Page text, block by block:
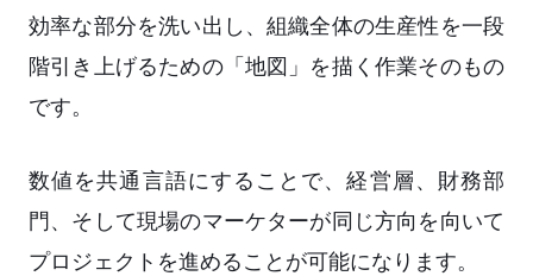
効率な部分を洗い出し、組織全体の生産性を一段
階引き上げるための「地図」を描く作業そのもの
です。
数値を共通言語にすることで、経営層、財務部
門、そして現場のマーケターが同じ方向を向いて
プロジェクトを進めることが可能になります。